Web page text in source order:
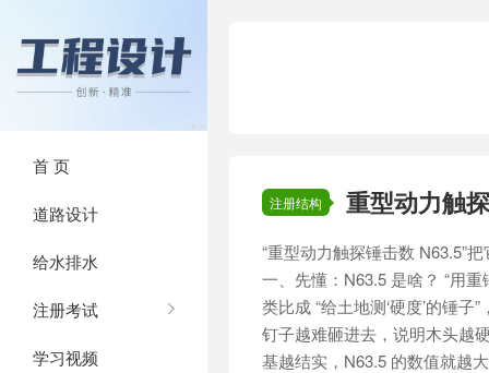
首 页
道路设计
给水排水
注册考试
学习视频
注册结构 重型动力触
“重型动力触探锤击数 N63.5”
一、先懂：N63.5 是啥？ “用
类比成 “给土地测‘硬度’的锤
钉子越难砸进去，说明木头越
基越结实，N63.5 的数值就越